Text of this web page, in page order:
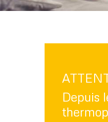
Depuis